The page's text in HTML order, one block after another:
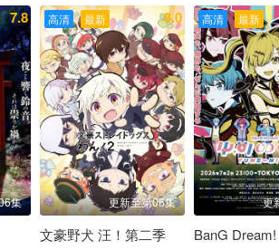
7.8
集
最新
高清 8.0
更新至第06集
文豪野犬 汪！第二季
最新
高清
更
BanG Dream!